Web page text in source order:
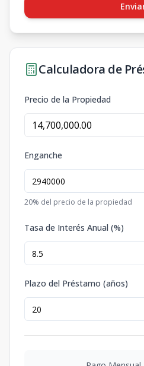
Calculadora de
Precio de la Propiedad
Enganche
20% del precio de la propiedad
Tasa de Interés Anual (%)
Plazo del Préstamo (años)